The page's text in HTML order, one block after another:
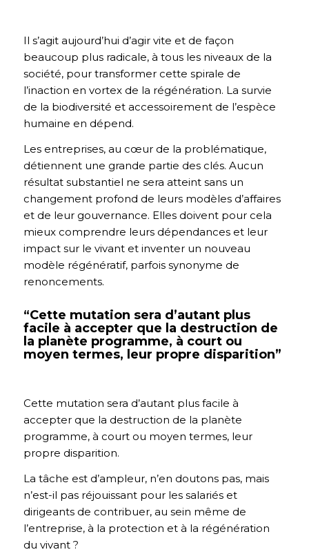
Il s’agit aujourd’hui d’agir vite et de façon
beaucoup plus radicale, à tous les niveaux de la
société, pour transformer cette spirale de
l’inaction en vortex de la régénération. La survie
de la biodiversité et accessoirement de l’espèce
humaine en dépend.
Les entreprises, au cœur de la problématique,
détiennent une grande partie des clés. Aucun
résultat substantiel ne sera atteint sans un
changement profond de leurs modèles d’affaires
et de leur gouvernance. Elles doivent pour cela
mieux comprendre leurs dépendances et leur
impact sur le vivant et inventer un nouveau
modèle régénératif, parfois synonyme de
renoncements.
“Cette mutation sera d’autant plus
facile à accepter que la destruction de
la planète programme, à court ou
moyen termes, leur propre disparition”
Cette mutation sera d’autant plus facile à
accepter que la destruction de la planète
programme, à court ou moyen termes, leur
propre disparition.
La tâche est d’ampleur, n’en doutons pas, mais
n’est-il pas réjouissant pour les salariés et
dirigeants de contribuer, au sein même de
l’entreprise, à la protection et à la régénération
du vivant ?